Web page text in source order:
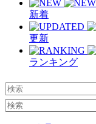
新着
更新
ランキング